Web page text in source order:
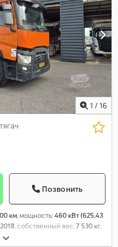
1 / 16
Позвонить
км, мощность:460 кВт (625,43
, собственный вес:7 530 кг,